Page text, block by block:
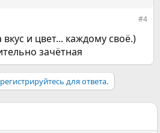
#4
вкус и цвет... каждому своё.)
зачётная
для ответа.